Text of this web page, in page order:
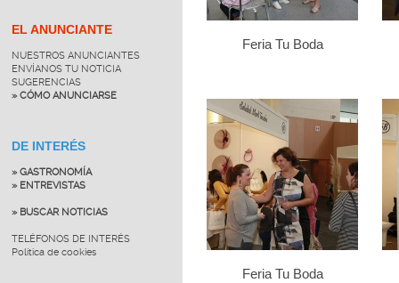
EL ANUNCIANTE
NUESTROS ANUNCIANTES
ENVÍANOS TU NOTICIA
SUGERENCIAS
» CÓMO ANUNCIARSE
DE INTERÉS
» GASTRONOMÍA
» ENTREVISTAS
» BUSCAR NOTICIAS
TELÉFONOS DE INTERÉS
Política de cookies
Feria Tu Boda
Feria Tu Boda